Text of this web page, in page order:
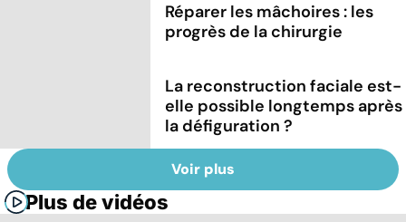
Réparer les mâchoires : les
progrès de la chirurgie
La reconstruction faciale est-
elle possible longtemps après
la défiguration ?
Voir plus
Plus de vidéos